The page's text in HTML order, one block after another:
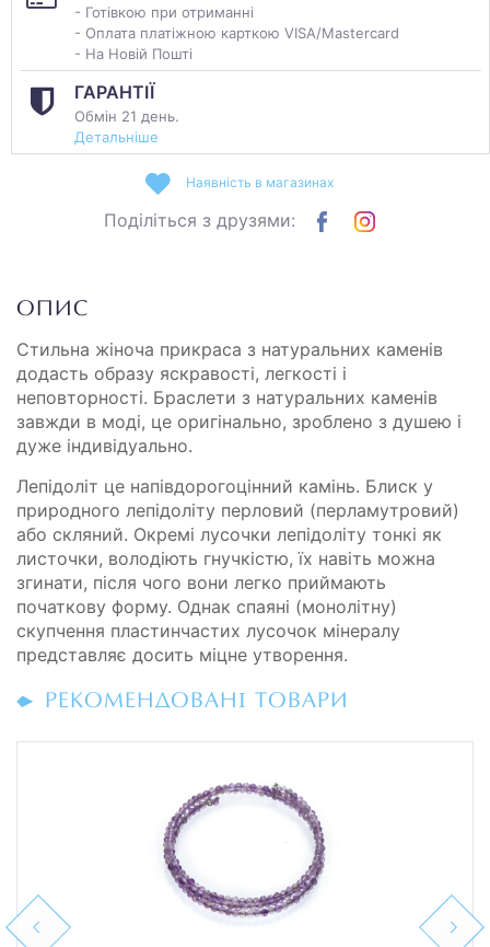
- Готівкою при отриманні
- Оплата платіжною карткою VISA/Mastercard
- На Новій Пошті
ГАРАНТІЇ
Обмін 21 день.
Детальніше
Наявність в магазинах
Поділіться з друзями:
ОПИС
Стильна жіноча прикраса з натуральних каменів
додасть образу яскравості, легкості і
неповторності. Браслети з натуральних каменів
завжди в моді, це оригінально, зроблено з душею і
дуже індивідуально.
Лепідоліт це напівдорогоцінний камінь. Блиск у
природного лепідоліту перловий (перламутровий)
або скляний. Окремі лусочки лепідоліту тонкі як
листочки, володіють гнучкістю, їх навіть можна
згинати, після чого вони легко приймають
початкову форму. Однак спаяні (монолітну)
скупчення пластинчастих лусочок мінералу
представляє досить міцне утворення.
РЕКОМЕНДОВАНІ ТОВАРИ
Previous Next